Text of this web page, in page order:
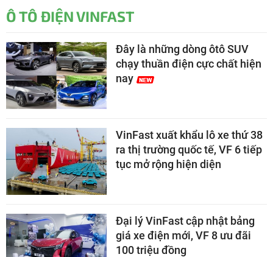
Ô TÔ ĐIỆN VINFAST
Đây là những dòng ôtô SUV
chạy thuần điện cực chất hiện
nay
VinFast xuất khẩu lô xe thứ 38
ra thị trường quốc tế, VF 6 tiếp
tục mở rộng hiện diện
Đại lý VinFast cập nhật bảng
giá xe điện mới, VF 8 ưu đãi
100 triệu đồng